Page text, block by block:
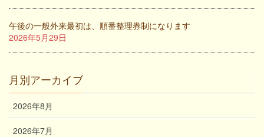
午後の一般外来最初は、順番整理券制になります
2026年5月29日
月別アーカイブ
2026年8月
2026年7月